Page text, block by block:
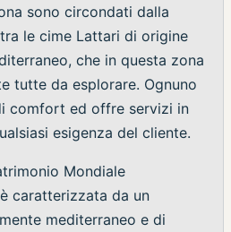
sono circondati dalla
le cime Lattari di origine
che in questa zona
tutte da esplorare. Ognuno
comfort ed offre servizi in
esigenza del cliente.
Mondiale
caratterizzata da un
mediterraneo e di